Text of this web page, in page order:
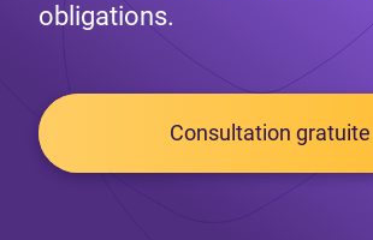
obligations.
Consultation gratuite